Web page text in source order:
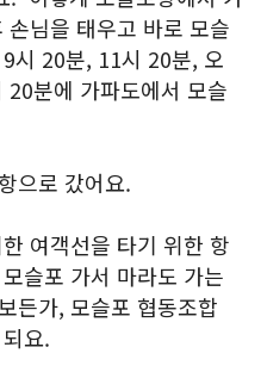
님을 태우고 바로 모슬
시 20분, 11시 20분, 오
분에 가파도에서 모슬
으로 갔어요.
여객선을 타기 위한 항
슬포 가서 마라도 가는
든가, 모슬포 협동조합
요.